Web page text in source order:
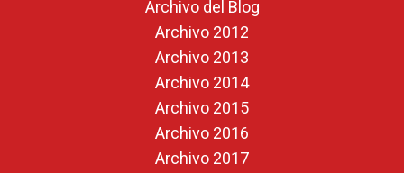
Archivo del Blog
Archivo 2012
Archivo 2013
Archivo 2014
Archivo 2015
Archivo 2016
Archivo 2017